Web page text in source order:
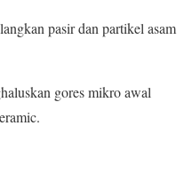
pasir dan partikel asam
gores mikro awal